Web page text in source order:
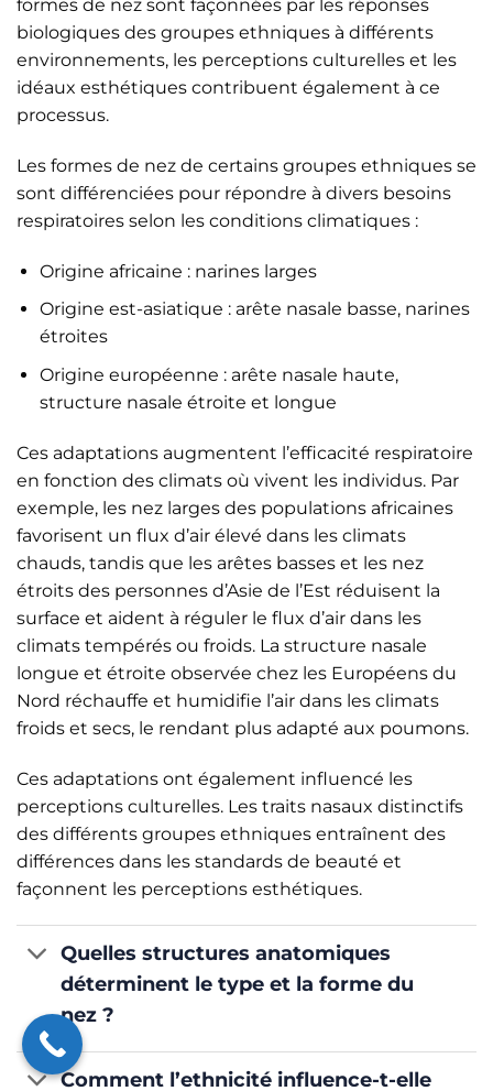
formes de nez sont façonnées par les réponses
biologiques des groupes ethniques à différents
environnements, les perceptions culturelles et les
idéaux esthétiques contribuent également à ce
processus.
Les formes de nez de certains groupes ethniques se
sont différenciées pour répondre à divers besoins
respiratoires selon les conditions climatiques :
Origine africaine : narines larges
Origine est-asiatique : arête nasale basse, narines
étroites
Origine européenne : arête nasale haute,
structure nasale étroite et longue
Ces adaptations augmentent l’efficacité respiratoire
en fonction des climats où vivent les individus. Par
exemple, les nez larges des populations africaines
favorisent un flux d’air élevé dans les climats
chauds, tandis que les arêtes basses et les nez
étroits des personnes d’Asie de l’Est réduisent la
surface et aident à réguler le flux d’air dans les
climats tempérés ou froids. La structure nasale
longue et étroite observée chez les Européens du
Nord réchauffe et humidifie l’air dans les climats
froids et secs, le rendant plus adapté aux poumons.
Ces adaptations ont également influencé les
perceptions culturelles. Les traits nasaux distinctifs
des différents groupes ethniques entraînent des
différences dans les standards de beauté et
façonnent les perceptions esthétiques.
Quelles structures anatomiques
déterminent le type et la forme du
nez ?
Comment l’ethnicité influence-t-elle